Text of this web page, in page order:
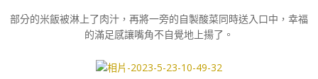
部分的米飯被淋上了肉汁，再將一旁的自製酸菜同時送入口中，幸福
的滿足感讓嘴角不自覺地上揚了。